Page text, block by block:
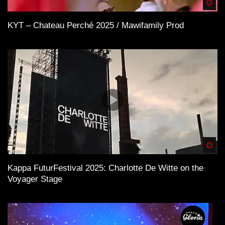
KYT – Chateau Perché 2025 / Mawifamily Prod
Kappa FuturFestival 2025: Charlotte De Witte on the
Voyager Stage